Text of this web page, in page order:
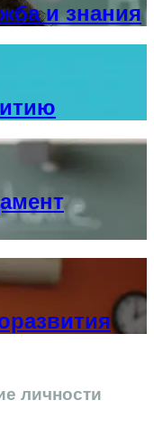
и знания
личности